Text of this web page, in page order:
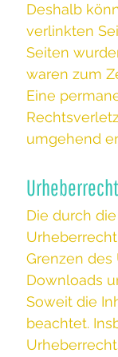
Deshalb
verlinkten
Seiten
waren zum
Eine
umgehend
Urheberrecht
Die durch
Grenzen
Downloads
Soweit die
beachtet.